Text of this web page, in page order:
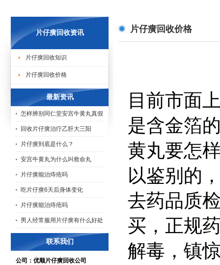
片仔癀回收资讯
片仔癀回收知识
片仔癀回收价格
最新资讯
怎样辨别同仁堂安宫牛黄丸真假
回收片仔癀治疗乙肝大三阳
片仔癀到底是什么？
安宫牛黄丸为什么叫救命丸
片仔癀能治痔疮吗
吃片仔癀6天后身体变化
片仔癀能治痔疮吗
男人经常服用片仔癀有什么好处
联系我们
公司：优顺片仔癀回收公司
片仔癀回收价格
目前市面
是含金箔
黄丸要怎
以鉴别的
去药品质
买，正规
解毒，镇